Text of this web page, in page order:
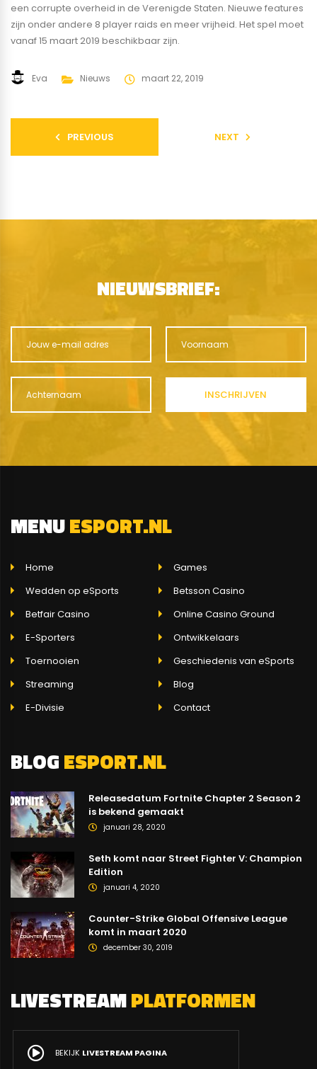
een corrupte overheid in de Verenigde Staten. Nieuwe features
zijn onder andere 8 player raids en meer vrijheid. Het spel moet
vanaf 15 maart 2019 beschikbaar zijn.
Eva Nieuws maart 22, 2019
PREVIOUS NEXT
NIEUWSBRIEF:
MENUESPORT.NL
Home
Games
Wedden op eSports
Betsson Casino
Betfair Casino
Online Casino Ground
E-Sporters
Ontwikkelaars
Toernooien
Geschiedenis van eSports
Streaming
Blog
E-Divisie
Contact
BLOGESPORT.NL
Releasedatum Fortnite Chapter 2 Season 2
is bekend gemaakt
januari 28, 2020
Seth komt naar Street Fighter V: Champion
Edition
januari 4, 2020
Counter-Strike Global Offensive League
komt in maart 2020
december 30, 2019
LIVESTREAMPLATFORMEN
BEKIJK LIVESTREAM PAGINA